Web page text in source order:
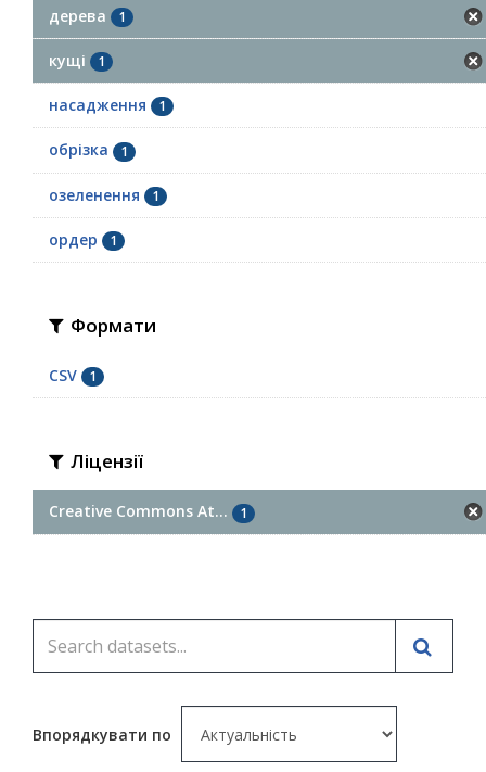
дерева 1
кущі 1
насадження 1
обрізка 1
озеленення 1
ордер 1
Формати
CSV 1
Ліцензії
Creative Commons At... 1
Впорядкувати по